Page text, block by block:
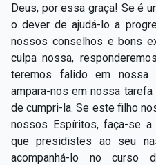
Deus, por essa graça! Se é
o dever de ajudá-lo a
nossos conselhos e bons
culpa nossa,
teremos falido em nossa
ampara-nos em nossa
de cumpri-la. Se este filho
nossos Espíritos, faça-se
que presidistes ao seu
acompanhá-lo no curso